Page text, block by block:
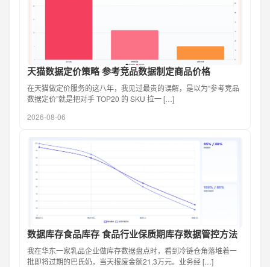
天猫数据定价策略 参考竞品数据制定商品价格
在天猫做定价服务的这八年，我见过最贵的误解，是以为“参考竞品
数据定价”就是把对手 TOP20 的 SKU 拉一 […]
2026-08-06
数据库存食品库存 食品行业保质期库存数据管控方法
我在华东一家乳品企业做库存数据盘点时，看到冷链仓角落堆着一
批即将过期的巴氏奶，当天报废金额21.3万元。业务经 […]